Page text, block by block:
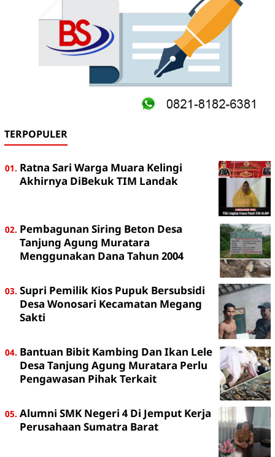
TERPOPULER
Ratna Sari Warga Muara Kelingi
Akhirnya DiBekuk TIM Landak
Pembagunan Siring Beton Desa
Tanjung Agung Muratara
Menggunakan Dana Tahun 2004
Supri Pemilik Kios Pupuk Bersubsidi
Desa Wonosari Kecamatan Megang
Sakti
Bantuan Bibit Kambing Dan Ikan Lele
Desa Tanjung Agung Muratara Perlu
Pengawasan Pihak Terkait
Alumni SMK Negeri 4 Di Jemput Kerja
Perusahaan Sumatra Barat